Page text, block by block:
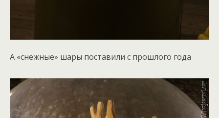
А «снежные» шары поставили с прошлого года